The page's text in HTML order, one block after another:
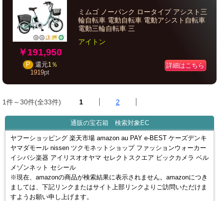
￥191,950
P 還元1％
1919pt
ミムゴ ノーパンク ロータイプ アシスト三
輪自転車 電動自転車 電動アシスト自転車
電動三輪自転車 三
アイトン
詳細はこちら
1件～30件(全33件) 1 2
通販の宝石箱 検索対象EC
ヤフーショッピング 楽天市場 amazon au PAY e-BEST ケーズデンキ
ヤマダモール nissen ツクモネットショップ ファッションウォーカー
イシバシ楽器 アイリスオオヤマ セレクトスクエア ビックカメラ ベル
メゾンネット セシール
※現在、amazonの商品が検索結果に表示されません。amazonにつき
ましては、下記リンクまたはサイト上部リンクよりご訪問いただけま
すようお願い申し上げます。